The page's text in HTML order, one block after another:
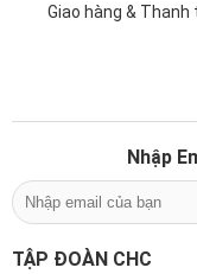
Giao hàng & Thanh
Nhập
TẬP ĐOÀN CHC